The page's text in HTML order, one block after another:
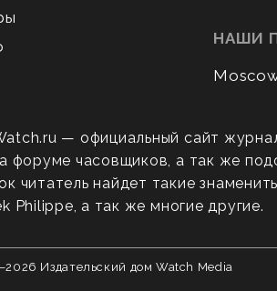
НАШИ
— официальный сайт
форуме часовщиков, а так же
читатель найдет такие
Philippe, а так же многие другие.
2026 Издательский дом Watch Media